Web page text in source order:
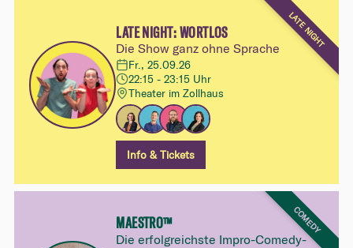
LATE NIGHT
LATE NIGHT: WORTLOS
Die Show ganz ohne Sprache
Fr., 25.09.26
22:15 - 23:15 Uhr
Theater im Zollhaus
Info & Tickets
COMEDY
MAESTRO™
Die erfolgreichste Impro-Comedy-